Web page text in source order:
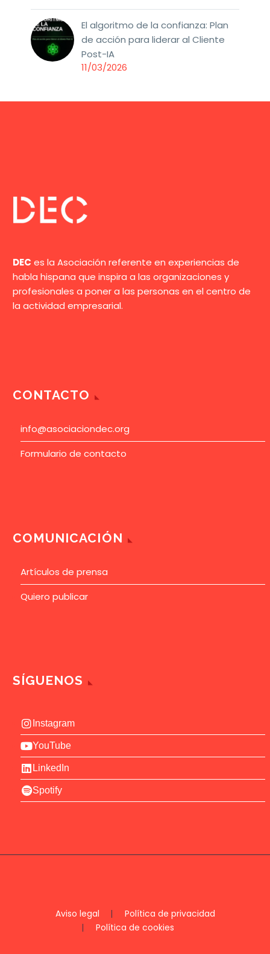
El algoritmo de la confianza: Plan
de acción para liderar al Cliente
Post-IA
11/03/2026
DEC es la Asociación referente en experiencias de
habla hispana que inspira a las organizaciones y
profesionales a poner a las personas en el centro de
la actividad empresarial.
CONTACTO
info@asociaciondec.org
Formulario de contacto
COMUNICACIÓN
Artículos de prensa
Quiero publicar
SÍGUENOS
Instagram
YouTube
LinkedIn
Spotify
Aviso legal
Política de privacidad
Política de cookies